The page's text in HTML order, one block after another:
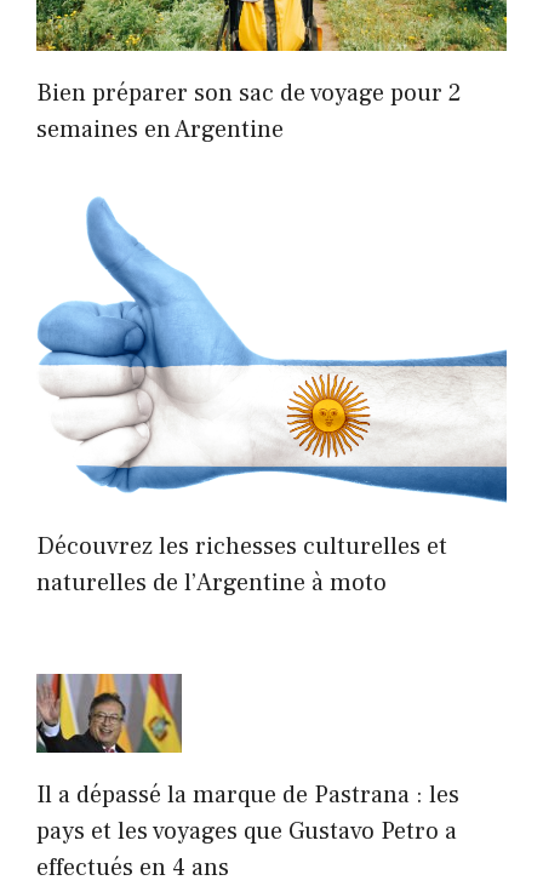
Bien préparer son sac de voyage pour 2
semaines en Argentine
Découvrez les richesses culturelles et
naturelles de l’Argentine à moto
Il a dépassé la marque de Pastrana : les
pays et les voyages que Gustavo Petro a
effectués en 4 ans